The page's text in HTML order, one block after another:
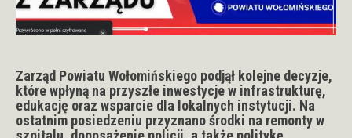
Zarząd Powiatu Wołomińskiego podjął kolejne decyzje,
które wpłyną na przyszłe inwestycje w infrastrukturę,
edukację oraz wsparcie dla lokalnych instytucji. Na
ostatnim posiedzeniu przyznano środki na remonty w